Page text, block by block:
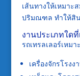
เส้นทางให้เหมาะ
ปริมณฑล ทำให้สิน
งานประเภทใด
รถเทรลเลอร์เหม
เครื่องจักรโรงง